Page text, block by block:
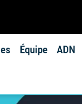
Équipe ADN